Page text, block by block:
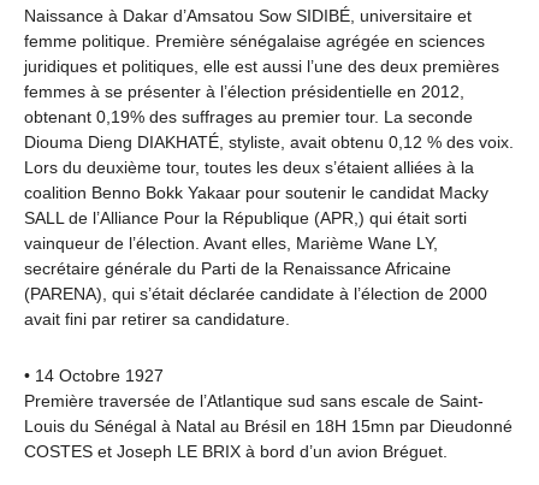
Naissance à Dakar d’Amsatou Sow SIDIBÉ, universitaire et
femme politique. Première sénégalaise agrégée en sciences
juridiques et politiques, elle est aussi l’une des deux premières
femmes à se présenter à l’élection présidentielle en 2012,
obtenant 0,19% des suffrages au premier tour. La seconde
Diouma Dieng DIAKHATÉ, styliste, avait obtenu 0,12 % des voix.
Lors du deuxième tour, toutes les deux s’étaient alliées à la
coalition Benno Bokk Yakaar pour soutenir le candidat Macky
SALL de l’Alliance Pour la République (APR,) qui était sorti
vainqueur de l’élection. Avant elles, Marième Wane LY,
secrétaire générale du Parti de la Renaissance Africaine
(PARENA), qui s’était déclarée candidate à l’élection de 2000
avait fini par retirer sa candidature.
• 14 Octobre 1927
Première traversée de l’Atlantique sud sans escale de Saint-
Louis du Sénégal à Natal au Brésil en 18H 15mn par Dieudonné
COSTES et Joseph LE BRIX à bord d’un avion Bréguet.